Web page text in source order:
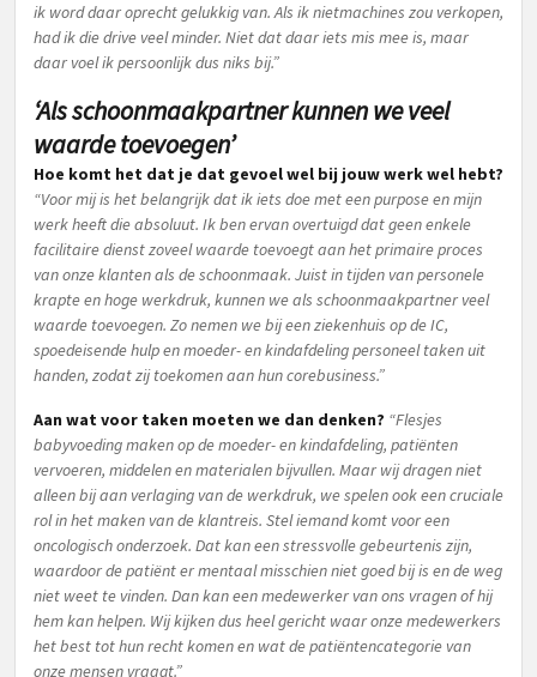
ik word daar oprecht gelukkig van. Als ik nietmachines zou verkopen,
had ik die drive veel minder. Niet dat daar iets mis mee is, maar
daar voel ik persoonlijk dus niks bij.”
‘Als schoonmaakpartner kunnen we veel
waarde toevoegen’
Hoe komt het dat je dat gevoel wel bij jouw werk wel hebt?
“Voor mij is het belangrijk dat ik iets doe met een purpose en mijn
werk heeft die absoluut. Ik ben ervan overtuigd dat geen enkele
facilitaire dienst zoveel waarde toevoegt aan het primaire proces
van onze klanten als de schoonmaak. Juist in tijden van personele
krapte en hoge werkdruk, kunnen we als schoonmaakpartner veel
waarde toevoegen. Zo nemen we bij een ziekenhuis op de IC,
spoedeisende hulp en moeder- en kindafdeling personeel taken uit
handen, zodat zij toekomen aan hun corebusiness.”
Aan wat voor taken moeten we dan denken? “Flesjes
babyvoeding maken op de moeder- en kindafdeling, patiënten
vervoeren, middelen en materialen bijvullen. Maar wij dragen niet
alleen bij aan verlaging van de werkdruk, we spelen ook een cruciale
rol in het maken van de klantreis. Stel iemand komt voor een
oncologisch onderzoek. Dat kan een stressvolle gebeurtenis zijn,
waardoor de patiënt er mentaal misschien niet goed bij is en de weg
niet weet te vinden. Dan kan een medewerker van ons vragen of hij
hem kan helpen. Wij kijken dus heel gericht waar onze medewerkers
het best tot hun recht komen en wat de patiëntencategorie van
onze mensen vraagt.”